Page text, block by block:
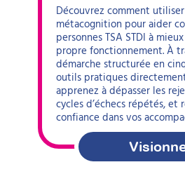
Découvrez comment
métacognition pour aider
personnes TSA STDI à
propre fonctionnement. À
démarche structurée en
outils pratiques
apprenez à dépasser les
cycles d’échecs répétés, et
confiance dans vos